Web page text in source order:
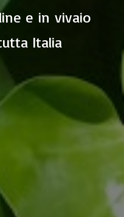
e in vivaio
Italia